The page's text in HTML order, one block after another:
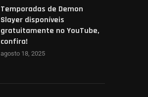
Temporadas de Demon
Slayer disponíveis
gratuitamente no YouTube,
confira!
agosto 18, 2025